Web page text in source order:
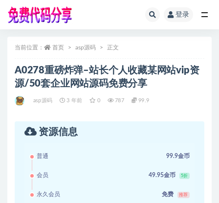
登录
当前位置： 首页 asp源码 正文
A0278重磅炸弹–站长个人收藏某网站vip资
源/50套企业网站源码免费分享
asp源码 3 年前 0 787 99.9
资源信息
普通 99.9金币
会员 49.95金币 5折
永久会员 免费 推荐